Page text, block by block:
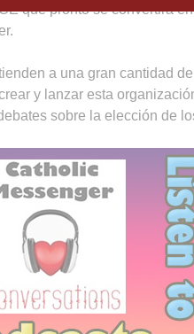
que pronto se convertirá
a una gran cantidad
y lanzar esta
sobre la elección de